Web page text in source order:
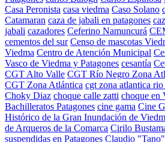
Casa Peronista casa viedma Caso Solano
Catamaran caza de jabali en patagones
jabali cazadores Ceferino Namuncurá
cementos del sur Censo de mascotas
Viedma Centro de Atención Municipal
Vasco de Viedma y Patagones cesantía
CGT Alto Valle CGT Río Negro Zona
CGT Zona Atlántica cgt zona atlantica
Choky Diaz choque calle zatti choque en
Bachilleratos Patagones cine gama Cine
Histórico de la Gran Inundación de
de Arqueros de la Comarca Cirilo
suspendidas en Patagones Claudio